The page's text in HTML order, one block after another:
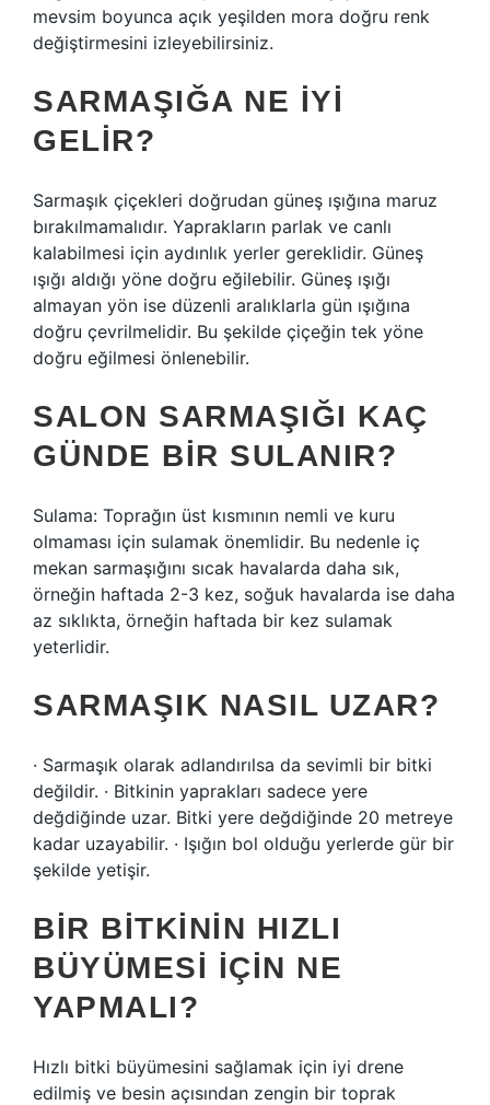
mevsim boyunca açık yeşilden mora doğru renk
değiştirmesini izleyebilirsiniz.
SARMAŞIĞA NE IYI
GELIR?
Sarmaşık çiçekleri doğrudan güneş ışığına maruz
bırakılmamalıdır. Yaprakların parlak ve canlı
kalabilmesi için aydınlık yerler gereklidir. Güneş
ışığı aldığı yöne doğru eğilebilir. Güneş ışığı
almayan yön ise düzenli aralıklarla gün ışığına
doğru çevrilmelidir. Bu şekilde çiçeğin tek yöne
doğru eğilmesi önlenebilir.
SALON SARMAŞIĞI KAÇ
GÜNDE BIR SULANIR?
Sulama: Toprağın üst kısmının nemli ve kuru
olmaması için sulamak önemlidir. Bu nedenle iç
mekan sarmaşığını sıcak havalarda daha sık,
örneğin haftada 2-3 kez, soğuk havalarda ise daha
az sıklıkta, örneğin haftada bir kez sulamak
yeterlidir.
SARMAŞIK NASIL UZAR?
· Sarmaşık olarak adlandırılsa da sevimli bir bitki
değildir. · Bitkinin yaprakları sadece yere
değdiğinde uzar. Bitki yere değdiğinde 20 metreye
kadar uzayabilir. · Işığın bol olduğu yerlerde gür bir
şekilde yetişir.
BIR BITKININ HIZLI
BÜYÜMESI IÇIN NE
YAPMALI?
Hızlı bitki büyümesini sağlamak için iyi drene
edilmiş ve besin açısından zengin bir toprak